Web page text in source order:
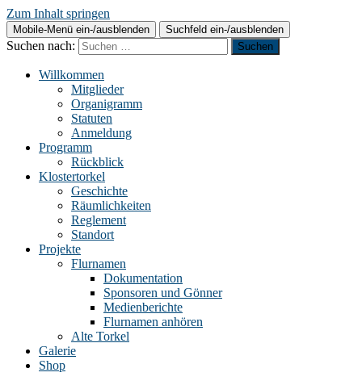
Zum Inhalt springen
Mobile-Menü ein-/ausblenden Suchfeld ein-/ausblenden
Suchen nach:
Willkommen
Mitglieder
Organigramm
Statuten
Anmeldung
Programm
Rückblick
Klostertorkel
Geschichte
Räumlichkeiten
Reglement
Standort
Projekte
Flurnamen
Dokumentation
Sponsoren und Gönner
Medienberichte
Flurnamen anhören
Alte Torkel
Galerie
Shop